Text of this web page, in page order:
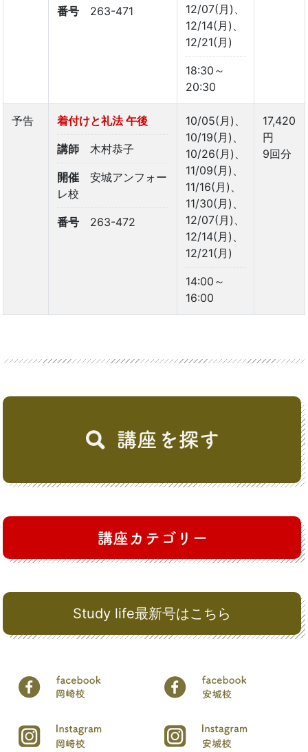
Study life最新号はこちら
番号 263-471
12/07(月)、
12/14(月)、
12/21(月)
18:30～
20:30
予告 着付けと礼法 午後
講師 木村恭子
開催
安城アンフォー
レ校
番号 263-472
10/05(月)、
10/19(月)、
10/26(月)、
11/09(月)、
11/16(月)、
11/30(月)、
12/07(月)、
12/14(月)、
12/21(月)
14:00～
16:00
17,420
円
9回分